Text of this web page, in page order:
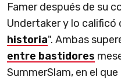
Famer después de su
Undertaker y lo calificó
historia". Ambas
entre bastidores
SummerSlam, en el